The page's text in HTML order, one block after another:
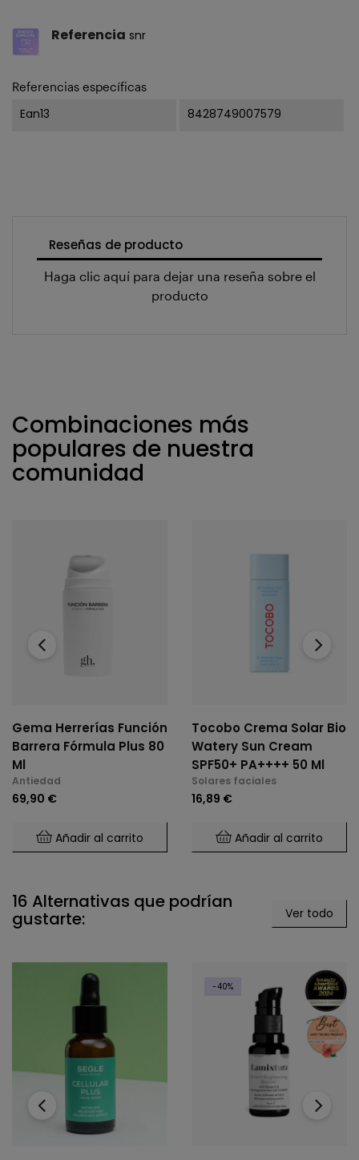
Referencia snr
Referencias específicas
Ean13 8428749007579
Reseñas de producto
Haga clic aquí para dejar una reseña sobre el
producto
Combinaciones más
populares de nuestra
comunidad
Gema Herrerías Función
Barrera Fórmula Plus 80
Ml
Antiedad
69,90 €
Añadir al carrito
Tocobo Crema Solar Bio
Watery Sun Cream
SPF50+ PA++++ 50 Ml
Solares faciales
16,89 €
Añadir al carrito
‹ ›
16 Alternativas que podrían
gustarte: Ver todo
-40%
‹ ›